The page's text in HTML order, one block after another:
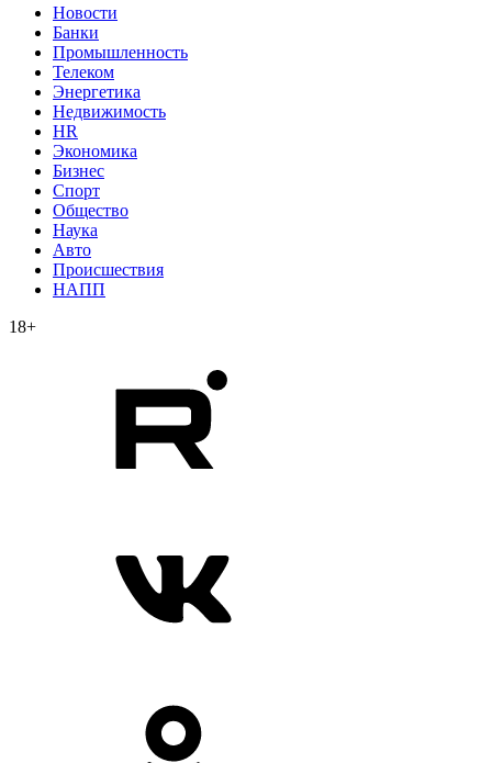
Новости
Банки
Промышленность
Телеком
Энергетика
Недвижимость
HR
Экономика
Бизнес
Спорт
Общество
Наука
Авто
Происшествия
НАПП
18+